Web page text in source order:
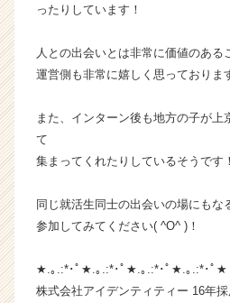
ト
が
就
サ
ト
チ
ャ
リ
ったりしています！
人との出会いとは非常に価値のある
運営側も非常に嬉しく思っておりま
また、インターン後も地方の子が上
て
集まってくれたりしているそうです！
同じ就活生同士の出会いの場にもな
参加してみてください( ^O^ )！
★.｡.:*･ﾟ★.｡.:*･ﾟ★.｡.:*･ﾟ★.｡.:*･ﾟ★
株式会社アイデンティティー 16年